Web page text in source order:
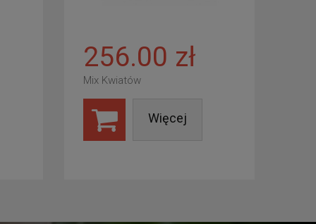
256.00 zł
Mix Kwiatów
Więcej